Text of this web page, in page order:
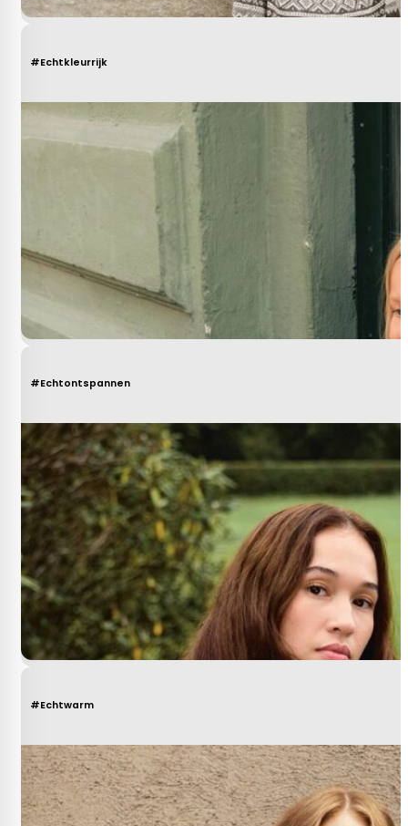
#Echtkleurrijk
#Echtontspannen
#Echtwarm